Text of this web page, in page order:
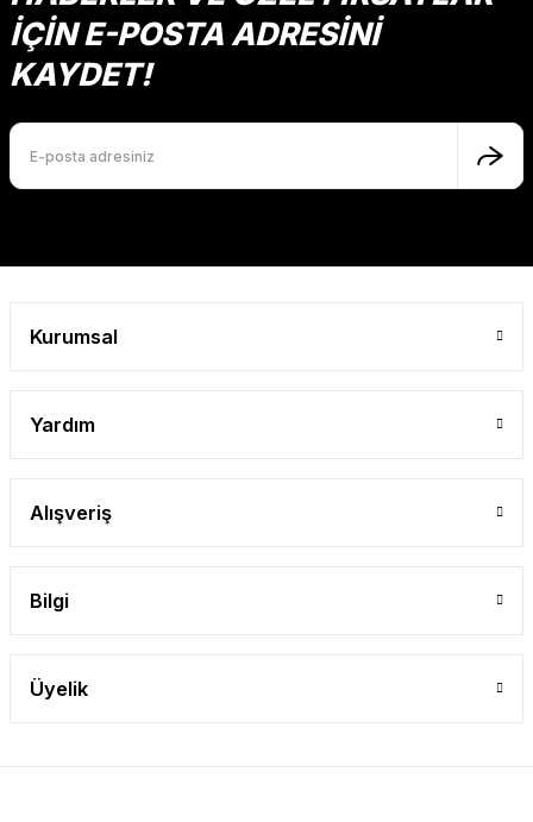
İÇİN E-POSTA ADRESİNİ
KAYDET!
Kurumsal
Yardım
Alışveriş
Bilgi
Üyelik